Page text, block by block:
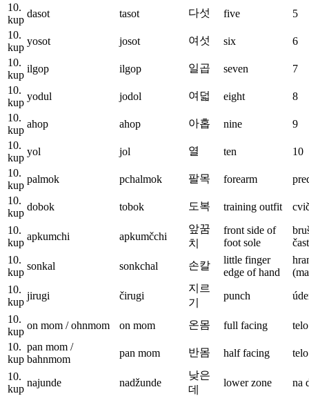
10.
kup
dasot tasot 다섯 five
5
10.
kup
yosot josot 여섯 six
6
10.
kup
ilgop ilgop 일곱 seven
7
10.
kup
yodul jodol 여덟 eight
8
10.
kup
ahop ahop 아홉 nine
9
10.
kup
yol jol 열 ten
10
10.
kup
palmok pchalmok 팔목 forearm
10.
kup
dobok tobok 도복 training outfit
10.
kup
apkumchi apkumčchi
앞꿈
치
front side of
foot sole
10.
kup
sonkal sonkchal 손칼
little finger
edge of hand
10.
kup
jirugi čirugi
지르
기
punch
10.
kup
on mom / ohnmom on mom 온몸 full facing
10.
kup
pan mom /
bahnmom
pan mom 반몸 half facing
10.
kup
najunde nadžunde
낮은
데
lower zone na